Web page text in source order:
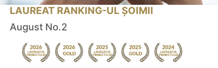
LAUREAT RANKING-UL ȘOIMII
August No.2